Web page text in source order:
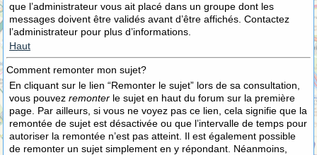
que l’administrateur vous ait placé dans un groupe dont les
messages doivent être validés avant d’être affichés. Contactez
l’administrateur pour plus d’informations.
Haut
Comment remonter mon sujet?
En cliquant sur le lien “Remonter le sujet” lors de sa consultation,
vous pouvez remonter le sujet en haut du forum sur la première
page. Par ailleurs, si vous ne voyez pas ce lien, cela signifie que la
remontée de sujet est désactivée ou que l’intervalle de temps pour
autoriser la remontée n’est pas atteint. Il est également possible
de remonter un sujet simplement en y répondant. Néanmoins,